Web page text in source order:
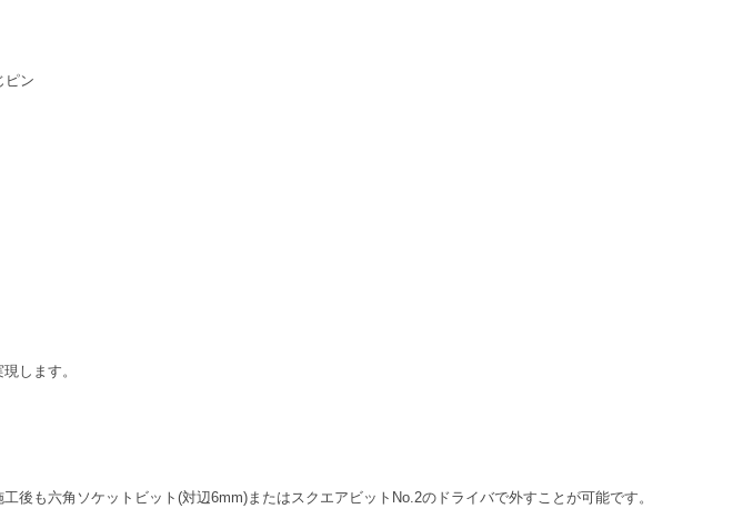
ピン
します。
後も六角ソケットビット(対辺6mm)またはスクエアビットNo.2のドライバで外すことが可能です。